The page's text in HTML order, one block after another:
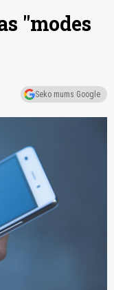
"modes
Seko mums Google